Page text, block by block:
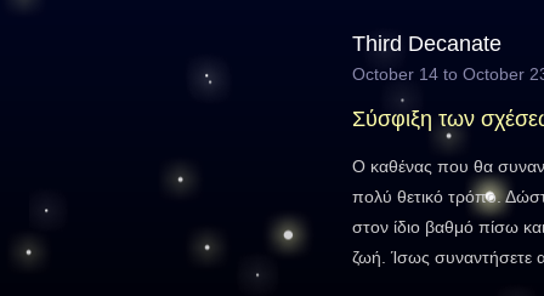
Third Decanate
October 14 to October
Σύσφιξη των
Ο καθένας που θα
πολύ θετικό τρόπο.
στον ίδιο βαθμό πίσω
ζωή. Ίσως συναντήσετε